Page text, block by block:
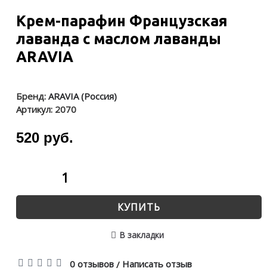
Крем-парафин Французская
лаванда с маслом лаванды
ARAVIA
Бренд: ARAVIA (Россия)
Артикул: 2070
520 руб.
КУПИТЬ
В закладки
0 отзывов/ Написать отзыв